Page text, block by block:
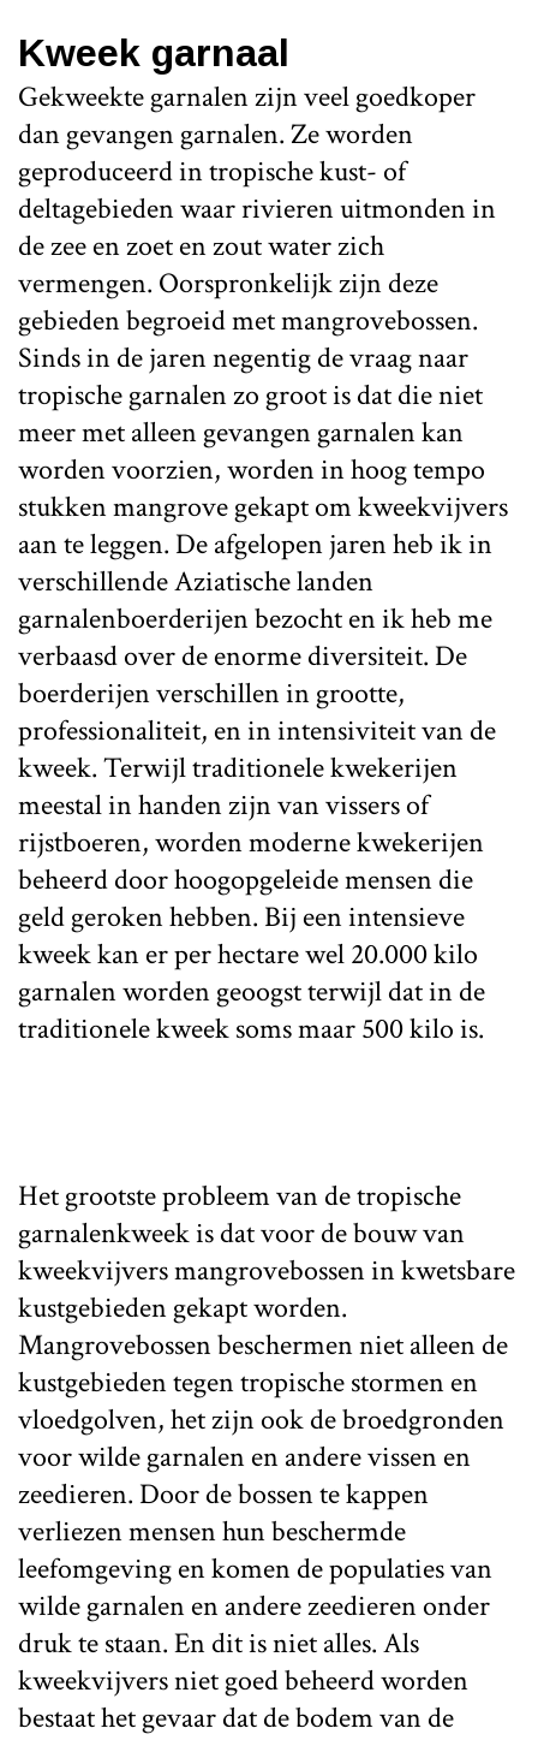
Kweek garnaal
Gekweekte garnalen zijn veel goedkoper
dan gevangen garnalen. Ze worden
geproduceerd in tropische kust- of
deltagebieden waar rivieren uitmonden in
de zee en zoet en zout water zich
vermengen. Oorspronkelijk zijn deze
gebieden begroeid met mangrovebossen.
Sinds in de jaren negentig de vraag naar
tropische garnalen zo groot is dat die niet
meer met alleen gevangen garnalen kan
worden voorzien, worden in hoog tempo
stukken mangrove gekapt om kweekvijvers
aan te leggen. De afgelopen jaren heb ik in
verschillende Aziatische landen
garnalenboerderijen bezocht en ik heb me
verbaasd over de enorme diversiteit. De
boerderijen verschillen in grootte,
professionaliteit, en in intensiviteit van de
kweek. Terwijl traditionele kwekerijen
meestal in handen zijn van vissers of
rijstboeren, worden moderne kwekerijen
beheerd door hoogopgeleide mensen die
geld geroken hebben. Bij een intensieve
kweek kan er per hectare wel 20.000 kilo
garnalen worden geoogst terwijl dat in de
traditionele kweek soms maar 500 kilo is.
Het grootste probleem van de tropische
garnalenkweek is dat voor de bouw van
kweekvijvers mangrovebossen in kwetsbare
kustgebieden gekapt worden.
Mangrovebossen beschermen niet alleen de
kustgebieden tegen tropische stormen en
vloedgolven, het zijn ook de broedgronden
voor wilde garnalen en andere vissen en
zeedieren. Door de bossen te kappen
verliezen mensen hun beschermde
leefomgeving en komen de populaties van
wilde garnalen en andere zeedieren onder
druk te staan. En dit is niet alles. Als
kweekvijvers niet goed beheerd worden
bestaat het gevaar dat de bodem van de